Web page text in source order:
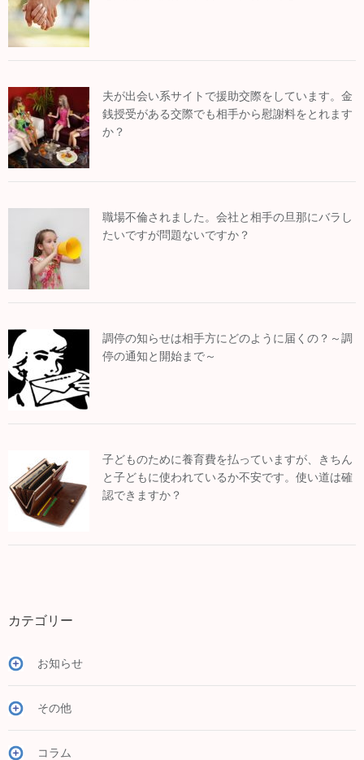
夫が出会い系サイトで援助交際をしています。金
銭授受がある交際でも相手から慰謝料をとれます
か？
職場不倫されました。会社と相手の旦那にバラし
たいですが問題ないですか？
調停の知らせは相手方にどのように届くの？～調
停の通知と開始まで～
子どものために養育費を払っていますが、きちん
と子どもに使われているか不安です。使い道は確
認できますか？
カテゴリー
お知らせ
その他
コラム